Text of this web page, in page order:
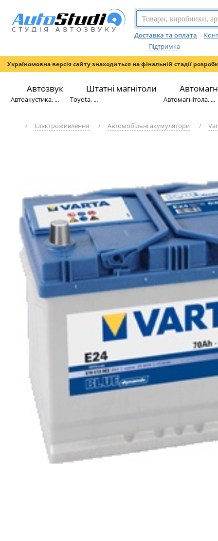
Доставка та оплата
Підтримка
Україномовна версія сайту знаходиться на фінальній стадії
Автозвук
Автоакустика, ...
Штатні магнітоли
Toyota, ... Автомагнітола, ...
/ Електроживлення / Автомобільні акумулятори /